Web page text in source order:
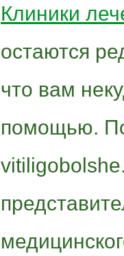
Клиники
остаются
что вам
помощью.